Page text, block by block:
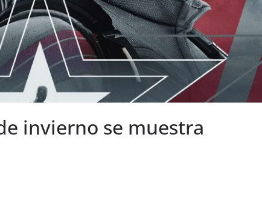
invierno se muestra